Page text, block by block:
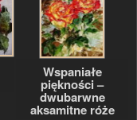
Wspaniałe
piękności –
dwubarwne
aksamitne róże